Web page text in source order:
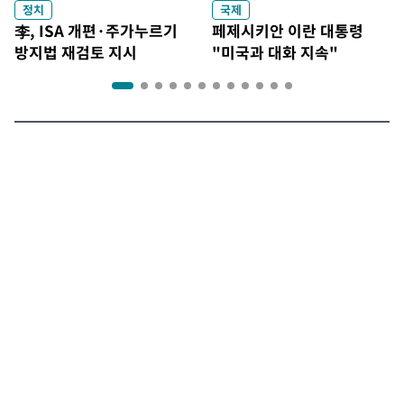
정치
李, ISA 개편·주가누르기
방지법 재검토 지시
국제
페제시키안 이란 대통령
"미국과 대화 지속"